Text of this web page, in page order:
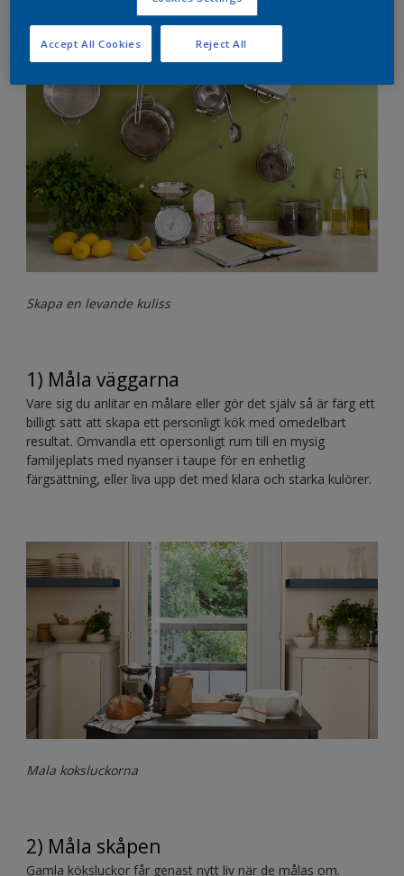
överkomliga lösningar för att skapa en stil som du gillar.
Skapa en levande kuliss
1) Måla väggarna
Vare sig du anlitar en målare eller gör det själv så är färg ett
billigt sätt att skapa ett personligt kök med omedelbart
resultat. Omvandla ett opersonligt rum till en mysig
familjeplats med nyanser i taupe för en enhetlig
färgsättning, eller liva upp det med klara och starka kulörer.
Mala koksluckorna
2) Måla skåpen
Gamla köksluckor får genast nytt liv när de målas om.
Reject All
Accept All Cookies